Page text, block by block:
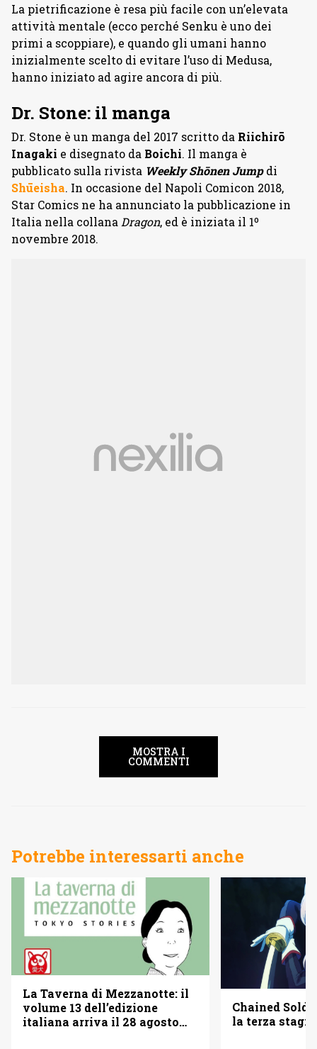
La pietrificazione è resa più facile con un’elevata
attività mentale (ecco perché Senku è uno dei
primi a scoppiare), e quando gli umani hanno
inizialmente scelto di evitare l’uso di Medusa,
hanno iniziato ad agire ancora di più.
Dr. Stone: il manga
Dr. Stone è un manga del 2017 scritto da Riichirō
Inagaki e disegnato da Boichi. Il manga è
pubblicato sulla rivista Weekly Shōnen Jump di
Shūeisha. In occasione del Napoli Comicon 2018,
Star Comics ne ha annunciato la pubblicazione in
Italia nella collana Dragon, ed è iniziata il 1º
novembre 2018.
MOSTRA I
COMMENTI
Potrebbe interessarti anche
La Taverna di Mezzanotte: il
volume 13 dell’edizione
italiana arriva il 28 agosto
Chained
la terza